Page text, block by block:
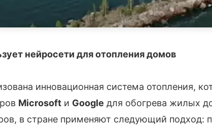
нейросети для отопления домов
инновационная система отопления,
Microsoft и Google для обогрева жилых
в стране применяют следующий подход: